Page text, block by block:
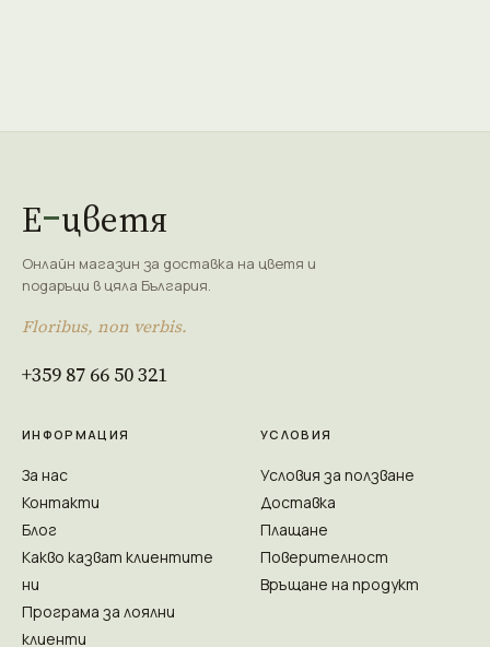
Е цветя
Онлайн магазин за доставка на цветя и
подаръци в цяла България.
Floribus, non verbis.
+359 87 66 50 321
ИНФОРМАЦИЯ
За нас
Контакти
Блог
Какво казват клиентите
ни
Програма за лоялни
клиенти
УСЛОВИЯ
Условия за ползване
Доставка
Плащане
Поверителност
Връщане на продукт